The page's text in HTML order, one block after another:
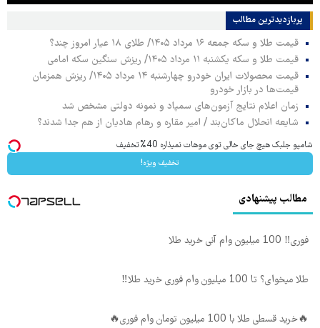
پربازدیدترین‌ مطالب
قیمت طلا و سکه جمعه ۱۶ مرداد ۱۴۰۵/ طلای ۱۸ عیار امروز چند؟
قیمت طلا و سکه یکشنبه ۱۱ مرداد ۱۴۰۵/ ریزش سنگین سکه امامی
قیمت محصولات ایران خودرو چهارشنبه ۱۴ مرداد ۱۴۰۵/ ریزش همزمان
قیمت‌ها در بازار خودرو
زمان اعلام نتایج آزمون‌های سمپاد و نمونه دولتی مشخص شد
شایعه انحلال ماکان‌بند / امیر مقاره و رهام هادیان از هم جدا شدند؟
Image failed to load
شامپو جلبک هیچ جای خالی توی موهات نمیذاره 40%تخفیف
تخفیف ویژه!
مطالب پیشنهادی
فوری‼️ 100 میلیون وام آنی خرید طلا
طلا میخوای؟ تا 100 میلیون وام فوری خرید طلا‼️
🔥خرید قسطی طلا با 100 میلیون تومان وام فوری🔥